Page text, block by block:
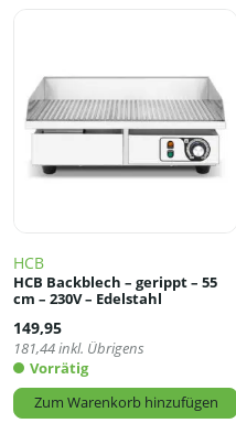
HCB
HCB Backblech – gerippt – 55
cm – 230V – Edelstahl
149,95
181,44inkl. Übrigens
Vorrätig
Zum Warenkorb hinzufügen